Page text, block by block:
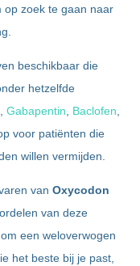
op zoek te gaan naar
beschikbaar die
hetzelfde
,Gabapentin Baclofen
voor patiënten die
willen vermijden.
vanOxycodon
van deze
een weloverwogen
het beste bij je past,